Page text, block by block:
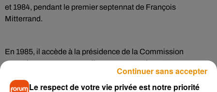
et 1984, pendant le premier septennat de François
Mitterrand.
En 1985, il accède à la présidence de la Commission
européenne, un poste qu’il occupera pendant 10 ans.
Architecte de la construction européenne, il met en place le
marché unique, les accords de Schengen, le programme
Le respect de votre vie privée est notre priorité
Continuer sans accepter